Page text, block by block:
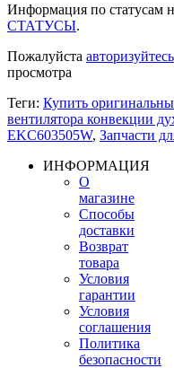
Информация по статусам
СТАТУСЫ.
Пожалуйста авторизуйтесь
просмотра
Теги: Купить
вентилятора конвекции
EKC603505W, Запчасти
ИНФОРМАЦИЯ
О
магазине
Способы
доставки
Возврат
товара
Условия
гарантии
Условия
соглашения
Политика
безопасности